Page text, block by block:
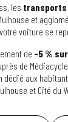
les transports
et
voiture se
de -5 %
de
aux
et Cité du